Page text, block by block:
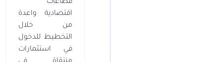
قطاعات
اقتصادية واعدة
من خلال
التخطيط للدخول
في استثمارات